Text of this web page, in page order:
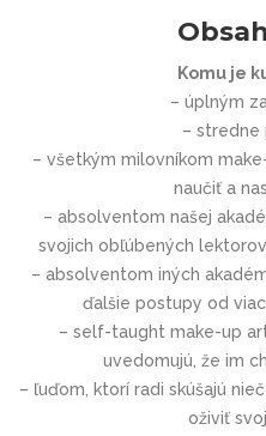
Komu je
– úplným
– stredne
– všetkým milovníkom
naučiť a
– absolventom našej
svojich obľúbených
– absolventom iných
ďalšie postupy od
– self-taught make-up
uvedomujú, že im
– ľuďom, ktorí radi skúšajú
oživiť